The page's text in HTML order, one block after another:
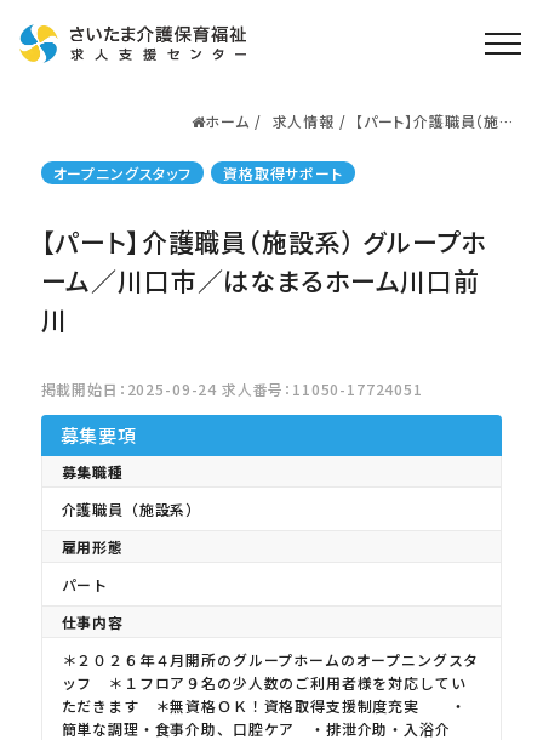
求人検索
資格取得なら
さいたま介護アカデミー
ご利用の流れ
よくある質問
プライバシーポリシー
ホーム 求人情報
【パート】介護職員（施設
オープニングスタッフ 資格取得サポート
【パート】介護職員（施設系） グループホ
ーム／川口市／はなまるホーム川口前
川
掲載開始日：2025-09-24 求人番号：11050-17724051
募集要項
募集職種
介護職員（施設系）
雇用形態
パート
仕事内容
＊２０２６年４月開所のグループホームのオープニングスタ
ッフ ＊１フロア９名の少人数のご利用者様を対応してい
ただきます ＊無資格ＯＫ！資格取得支援制度充実 ・
簡単な調理・食事介助、口腔ケア ・排泄介助・入浴介